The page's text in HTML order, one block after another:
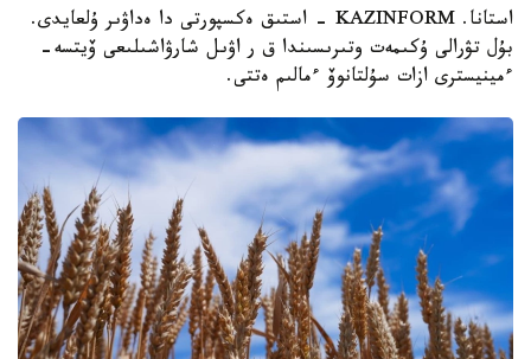
استانا. KAZINFORM - استىق ەكسپورتى دا ەداۋىر ۇلعايدى.
بۇل تۋرالى ۇكىمەت وتىرىسىندا ق ر اۋىل شارۋاشىلىعى ۆيتسە-
ءمينيسترى ازات سۇلتانوۆ ءمالىم ەتتى.